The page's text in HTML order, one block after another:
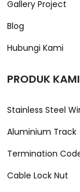
Gallery Project
Blog
Hubungi Kami
PRODUK KAMI
Stainless Steel
Aluminium Track
Termination
Cable Lock Nut